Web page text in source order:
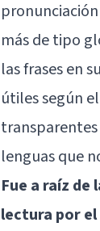
más de tipo
las frases en
útiles según
lenguas que
Fue a raíz
lectura por